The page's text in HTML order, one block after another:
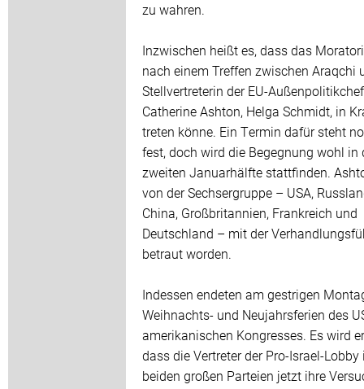
zu wahren.
Inzwischen heißt es, dass das
nach einem Treffen zwischen Araqchi
Stellvertreterin der EU-
Catherine Ashton, Helga Schmidt, in
treten könne. Ein Termin dafür steht
fest, doch wird die Begegnung wohl in
zweiten Januarhälfte stattfinden.
von der Sechsergruppe – USA,
China, Großbritannien, Frankreich und
Deutschland – mit der
betraut worden.
Indessen endeten am gestrigen
Weihnachts- und Neujahrsferien des
amerikanischen Kongresses. Es wird
dass die Vertreter der Pro-Israel-Lobby
beiden großen Parteien jetzt ihre